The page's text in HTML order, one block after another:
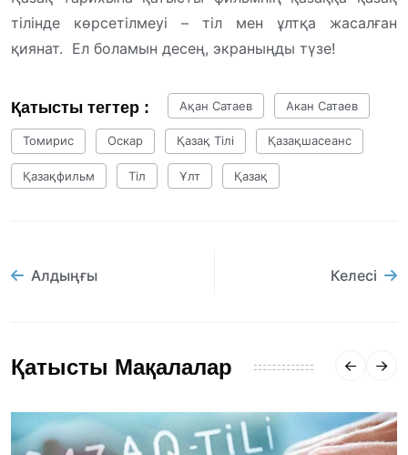
тілінде көрсетілмеуі – тіл мен ұлтқа жасалған
қиянат. Ел боламын десең, экраныңды түзе!
Қатысты тегтер : Ақан Сатаев Акан Сатаев
Томирис Оскар Қазақ Тілі Қазақшасеанс
Қазақфильм Тіл Ұлт Қазақ
Алдыңғы Келесі
Қатысты Мақалалар